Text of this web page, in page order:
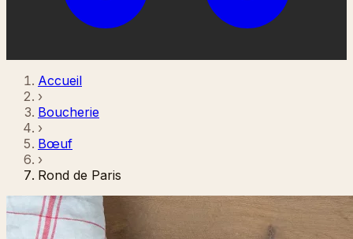
Accueil
›
Boucherie
›
Bœuf
›
Rond de Paris